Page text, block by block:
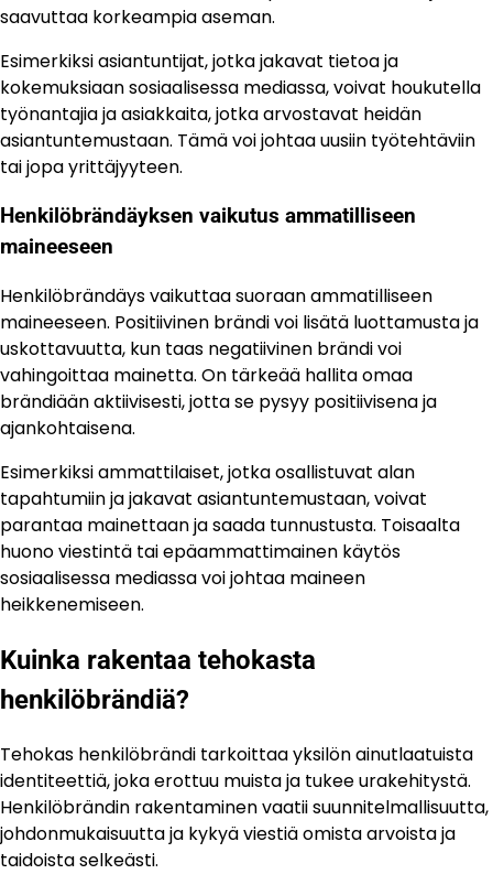
saavuttaa korkeampia aseman.
Esimerkiksi asiantuntijat, jotka jakavat tietoa ja
kokemuksiaan sosiaalisessa mediassa, voivat houkutella
työnantajia ja asiakkaita, jotka arvostavat heidän
asiantuntemustaan. Tämä voi johtaa uusiin työtehtäviin
tai jopa yrittäjyyteen.
Henkilöbrändäyksen vaikutus ammatilliseen
maineeseen
Henkilöbrändäys vaikuttaa suoraan ammatilliseen
maineeseen. Positiivinen brändi voi lisätä luottamusta ja
uskottavuutta, kun taas negatiivinen brändi voi
vahingoittaa mainetta. On tärkeää hallita omaa
brändiään aktiivisesti, jotta se pysyy positiivisena ja
ajankohtaisena.
Esimerkiksi ammattilaiset, jotka osallistuvat alan
tapahtumiin ja jakavat asiantuntemustaan, voivat
parantaa mainettaan ja saada tunnustusta. Toisaalta
huono viestintä tai epäammattimainen käytös
sosiaalisessa mediassa voi johtaa maineen
heikkenemiseen.
Kuinka rakentaa tehokasta
henkilöbrändiä?
Tehokas henkilöbrändi tarkoittaa yksilön ainutlaatuista
identiteettiä, joka erottuu muista ja tukee urakehitystä.
Henkilöbrändin rakentaminen vaatii suunnitelmallisuutta,
johdonmukaisuutta ja kykyä viestiä omista arvoista ja
taidoista selkeästi.